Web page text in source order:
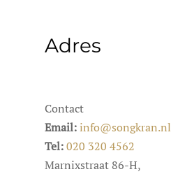
Adres
Contact
Email:info@songkran.nl
Tel:020 320 4562
Marnixstraat 86-H,